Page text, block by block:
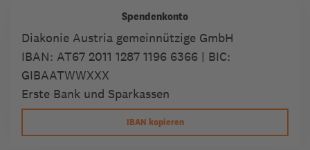
Spendenkonto
Diakonie Austria gemeinnützige GmbH
IBAN: AT67 2011 1287 1196 6366 | BIC:
GIBAATWWXXX
Erste Bank und Sparkassen
IBAN kopieren